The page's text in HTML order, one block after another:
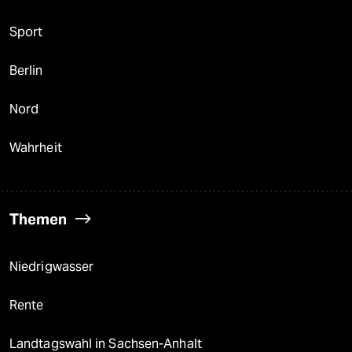
Sport
Berlin
Nord
Wahrheit
Themen
Niedrigwasser
Rente
Landtagswahl in Sachsen-Anhalt